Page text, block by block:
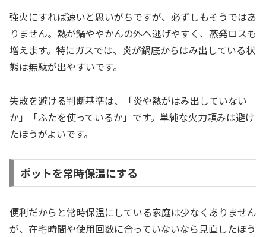
強火にすれば速いと思いがちですが、必ずしもそうではあ
りません。熱が鍋ややかんの外へ逃げやすく、蒸発ロスも
増えます。特にガスでは、炎が鍋底からはみ出している状
態は無駄が出やすいです。
失敗を避ける判断基準は、「炎や熱がはみ出していない
か」「ふたを使っているか」です。単純な火力頼みは避け
たほうがよいです。
ポットを常時保温にする
便利だからと常時保温にしている家庭は少なくありません
が、在宅時間や使用回数に合っていないなら見直したほう